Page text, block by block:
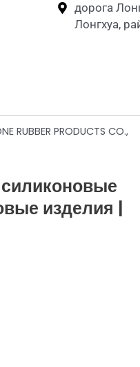
дорога
Лонгхуа,
RUBBER PRODUCTS CO.,
изделия |